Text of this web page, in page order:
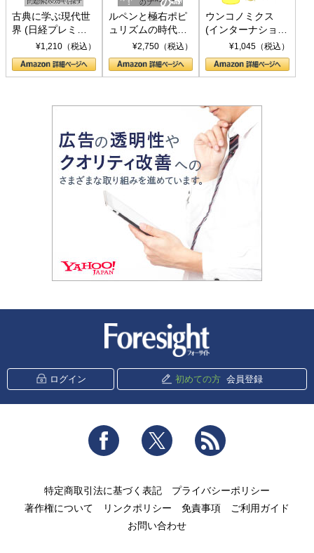
古典に学ぶ現代世
界 (日経プレミア
シリーズ)¥1,210（税込）
ルペンと極右ポピ
ュリズムの時代：
〈ヤヌス〉の二つ
の顔
¥2,750（税込）
ウンコノミクス
(インターナショナ
ル新書)¥1,045（税込）
ログイン 初めての方 会員登録
Facebook Twitter
特定商取引法に基づく表記
プライバシーポリシー
著作権について
リンクポリシー 免責事項
ご利用ガイド
お問い合わせ